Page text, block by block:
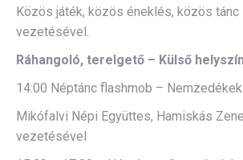
Közös játék, közös éneklés, közös tánc
vezetésével.
Ráhangoló, terelgető – Külső
14:00 Néptánc flashmob –
Mikófalvi Népi Együttes, Hamiskás
vezetésével